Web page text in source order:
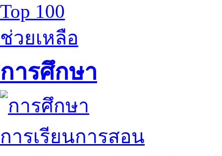
Top 100
ช่วยเหลือ
การศึกษา
การเรียนการสอน